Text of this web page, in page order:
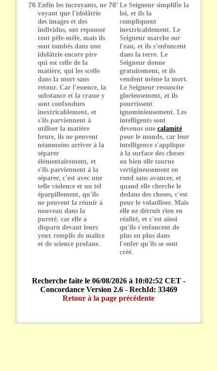
76 Enfin les incroyants, ne
voyant que l'idolâtrie
des images et des
individus, ont repoussé
tout pêle-mêle, mais ils
sont tombés dans une
idolâtrie encore pire
qui est celle de la
matière, qui les scelle
dans la mort sans
retour. Car l'essence, la
substance et la crasse y
sont confondues
inextricablement, et
s'ils parviennent à
utiliser la matière
brute, ils ne peuvent
néanmoins arriver à la
séparer
élémentairement, et
s'ils parviennent à la
séparer, c'est avec une
telle violence et un tel
éparpillement, qu'ils
ne peuvent la réunir à
nouveau dans la
pureté, car elle a
disparu devant leurs
yeux remplis de malice
et de science profane.
76' Le Seigneur simplifie la
loi, et ils la
compliquent
inextricablement. Le
Seigneur marche sur
l'eau, et ils s'enfoncent
dans la terre. Le
Seigneur donne
gratuitement, et ils
vendent même la mort.
Le Seigneur ressuscite
glorieusement, et ils
pourrissent
ignominieusement. Les
intelligents sont
devenus une calamité
pour le monde, car leur
intelligence s'applique
à la surface des choses
ou bien elle tourne
vertigineusement en
rond sans avancer, et
quand elle cherche le
dedans des choses, c'est
pour le volatiliser. Mais
elle ne détruit rien en
réalité, et c'est ainsi
qu'ils s'enfoncent de
plus en plus dans
l'enfer qu'ils se sont
créé.
Recherche faite le 06/08/2026 à 10:02:52 CET -
Concordance Version 2.6 - RechId: 33469
Retour à la page précédente